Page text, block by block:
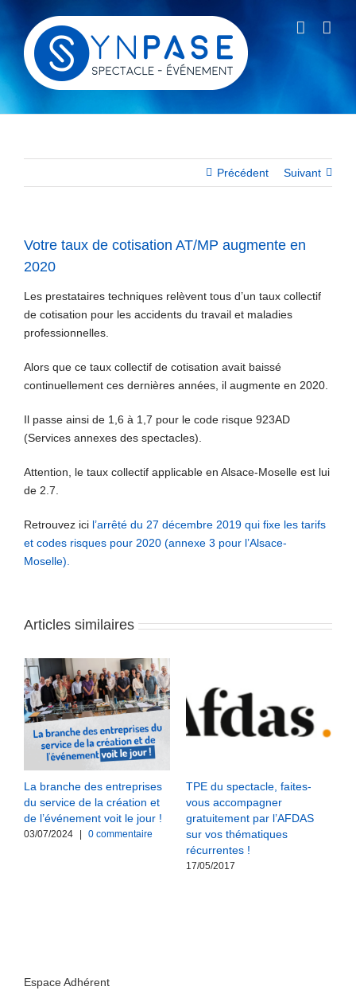
contenu
Précédent Suivant
Votre taux de cotisation AT/MP augmente en
2020
Les prestataires techniques relèvent tous d’un taux collectif
de cotisation pour les accidents du travail et maladies
professionnelles.
Alors que ce taux collectif de cotisation avait baissé
continuellement ces dernières années, il augmente en 2020.
Il passe ainsi de 1,6 à 1,7 pour le code risque 923AD
(Services annexes des spectacles).
Attention, le taux collectif applicable en Alsace-Moselle est lui
de 2.7.
Retrouvez ici l’arrêté du 27 décembre 2019 qui fixe les tarifs
et codes risques pour 2020 (annexe 3 pour l’Alsace-
Moselle).
Articles similaires
La branche des entreprises
du service de la création et
de l’événement voit le jour !
03/07/2024 0 commentaire
TPE du spectacle, faites-
vous accompagner
gratuitement par l’AFDAS
sur vos thématiques
récurrentes !
17/05/2017
Espace Adhérent